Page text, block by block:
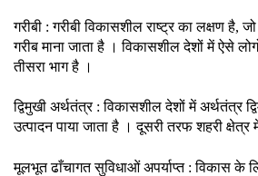
गरीबी : गरीबी विकासशील राष्ट्र का लक्षण
गरीब माना जाता है । विकासशील देशों में ऐसे
तीसरा भाग है ।
द्विमुखी अर्थतंत्र : विकासशील देशों में अर्थतंत्र
उत्पादन पाया जाता है । दूसरी तरफ शहरी
मूलभूत ढाँचागत सुविधाओं अपर्याप्त : विकास के